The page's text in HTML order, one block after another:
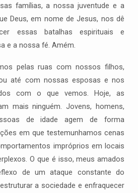
famílias, a nossa juventude e a
Deus, em nome de Jesus, nos dê
essas batalhas espirituais e
e a nossa fé. Amém.
pelas ruas com nossos filhos,
até com nossas esposas e nos
com o que vemos. Hoje, as
mais ninguém. Jovens, homens,
de idade agem de forma
em que testemunhamos cenas
impróprios em locais
O que é isso, meus amados
de um ataque constante do
a sociedade e enfraquecer